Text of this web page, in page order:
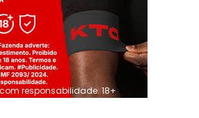
responsabilidade. 18+